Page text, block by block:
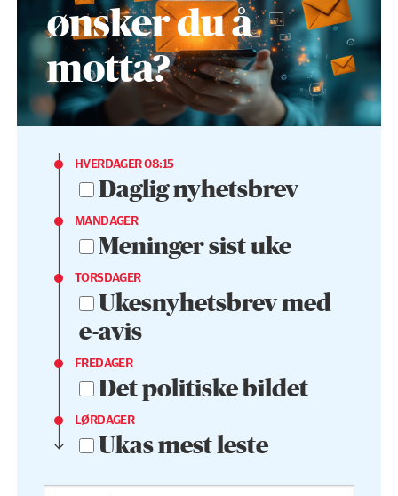
ønsker du å
motta?
HVERDAGER 08:15
Daglig nyhetsbrev
MANDAGER
Meninger sist uke
TORSDAGER
Ukesnyhetsbrev med
e-avis
FREDAGER
Det politiske bildet
LØRDAGER
Ukas mest leste